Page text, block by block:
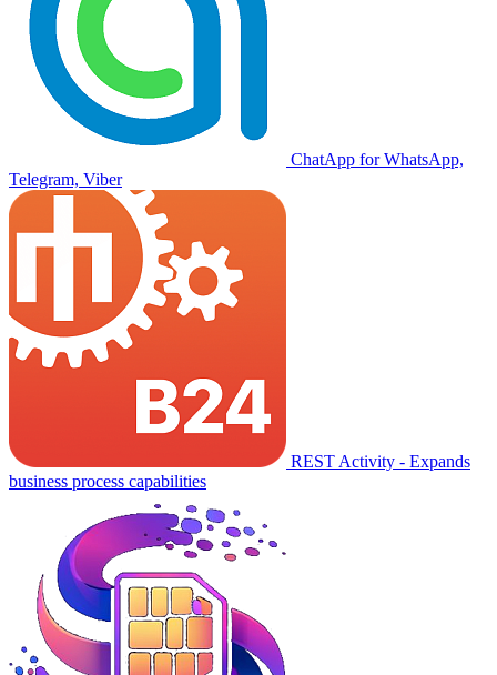
ChatApp for WhatsApp,
Telegram, Viber
REST Activity - Expands
business process capabilities